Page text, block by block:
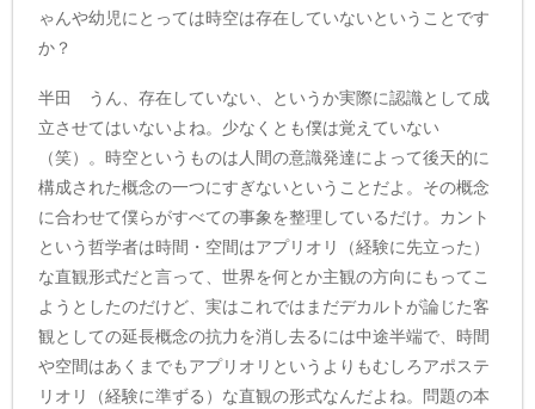
ゃんや幼児にとっては時空は存在していないということです
か？
半田 うん、存在していない、というか実際に認識として成
立させてはいないよね。少なくとも僕は覚えていない
（笑）。時空というものは人間の意識発達によって後天的に
構成された概念の一つにすぎないということだよ。その概念
に合わせて僕らがすべての事象を整理しているだけ。カント
という哲学者は時間・空間はアプリオリ（経験に先立った）
な直観形式だと言って、世界を何とか主観の方向にもってこ
ようとしたのだけど、実はこれではまだデカルトが論じた客
観としての延長概念の抗力を消し去るには中途半端で、時間
や空間はあくまでもアプリオリというよりもむしろアポステ
リオリ（経験に準ずる）な直観の形式なんだよね。問題の本